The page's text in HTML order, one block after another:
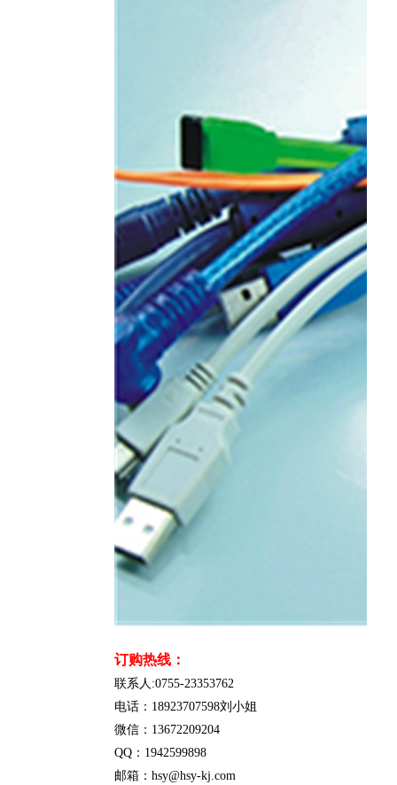
订购热线：
联系人:0755-23353762
电话：18923707598刘小姐
微信：13672209204
QQ：1942599898
邮箱：hsy@hsy-kj.com